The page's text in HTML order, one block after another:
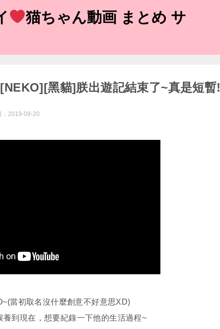
猫ちゃん動画 まとめ サ
黑貓]朕出遊記結束了~真是短暫!
2019-09-20
當初取名沒什麼創意不好意思XD)
養到現在，想要紀錄一下他的生活過程~